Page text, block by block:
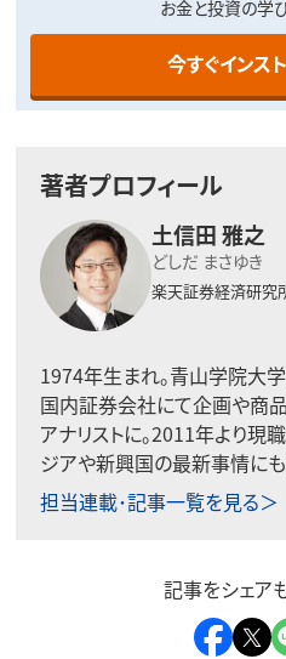
お金と投資の学
今すぐインス
著者プロフィール
土信田 雅之
どしだ まさゆき
楽天証券経済研究
1974年生まれ。青山学院大
国内証券会社にて企画や商
アナリストに。2011年より現
ジアや新興国の最新事情にも
担当連載･記事一覧を見る＞
記事をシェア